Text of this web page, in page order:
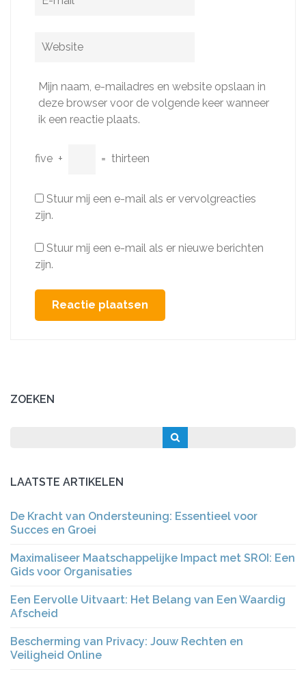
Website
Mijn naam, e-mailadres en website opslaan in
deze browser voor de volgende keer wanneer
ik een reactie plaats.
five + = thirteen
Stuur mij een e-mail als er vervolgreacties
zijn.
Stuur mij een e-mail als er nieuwe berichten
zijn.
ZOEKEN
LAATSTE ARTIKELEN
De Kracht van Ondersteuning: Essentieel voor
Succes en Groei
Maximaliseer Maatschappelijke Impact met SROI: Een
Gids voor Organisaties
Een Eervolle Uitvaart: Het Belang van Een Waardig
Afscheid
Bescherming van Privacy: Jouw Rechten en
Veiligheid Online